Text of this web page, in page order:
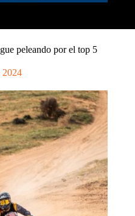
peleando por el top 5
2024